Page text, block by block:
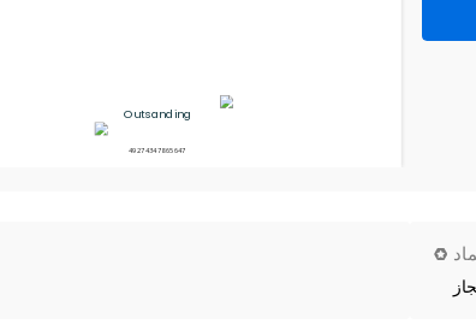
49274347865647
Outsanding